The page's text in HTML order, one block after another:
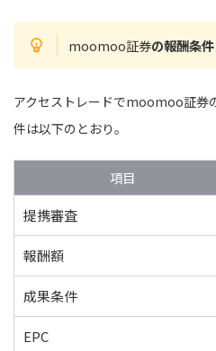
moomoo証券の報酬条件
アクセストレードでmoomoo証券
件は以下のとおり。
項目
提携審査
報酬額
成果条件
EPC